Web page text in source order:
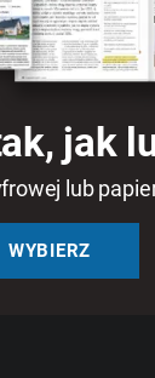
jak
lub
WYBIERZ